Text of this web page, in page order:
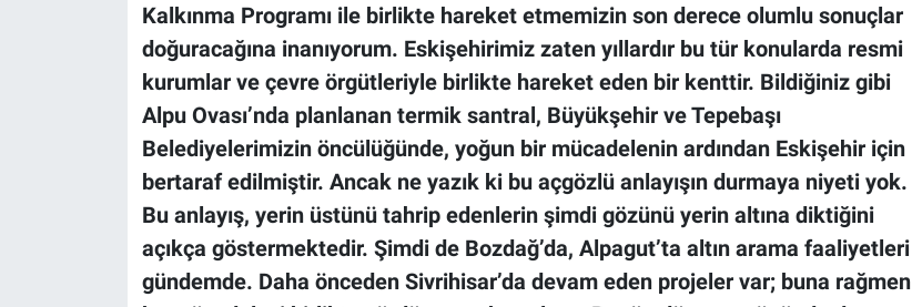
Kalkınma Programı ile birlikte hareket etmemizin son derece olumlu sonuçlar
doğuracağına inanıyorum. Eskişehirimiz zaten yıllardır bu tür konularda resmi
kurumlar ve çevre örgütleriyle birlikte hareket eden bir kenttir. Bildiğiniz gibi
Alpu Ovası’nda planlanan termik santral, Büyükşehir ve Tepebaşı
Belediyelerimizin öncülüğünde, yoğun bir mücadelenin ardından Eskişehir için
bertaraf edilmiştir. Ancak ne yazık ki bu açgözlü anlayışın durmaya niyeti yok.
Bu anlayış, yerin üstünü tahrip edenlerin şimdi gözünü yerin altına diktiğini
açıkça göstermektedir. Şimdi de Bozdağ’da, Alpagut’ta altın arama faaliyetleri
gündemde. Daha önceden Sivrihisar’da devam eden projeler var; buna rağmen